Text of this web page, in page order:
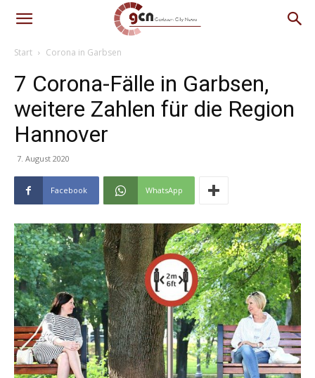
Start Corona in Garbsen
7 Corona-Fälle in Garbsen,
weitere Zahlen für die Region
Hannover
7. August 2020
Facebook WhatsApp